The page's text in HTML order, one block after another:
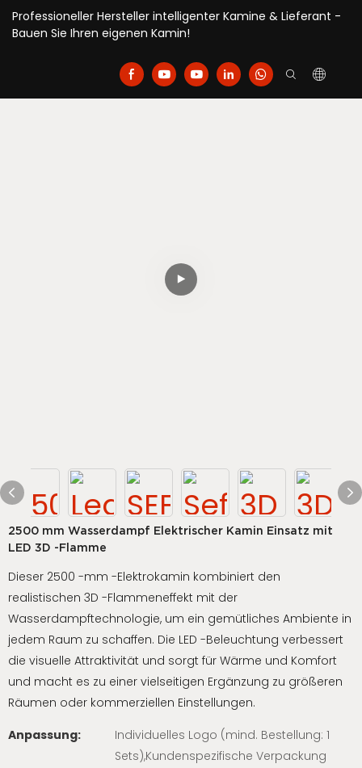
Professioneller Hersteller intelligenter Kamine & Lieferant -
Bauen Sie Ihren eigenen Kamin!
2500 mm Wasserdampf Elektrischer Kamin Einsatz mit
LED 3D -Flamme
Dieser 2500 -mm -Elektrokamin kombiniert den
realistischen 3D -Flammeneffekt mit der
Wasserdampftechnologie, um ein gemütliches Ambiente in
jedem Raum zu schaffen. Die LED -Beleuchtung verbessert
die visuelle Attraktivität und sorgt für Wärme und Komfort
und macht es zu einer vielseitigen Ergänzung zu größeren
Räumen oder kommerziellen Einstellungen.
Anpassung:
Individuelles Logo (mind. Bestellung: 1
Sets),Kundenspezifische Verpackung